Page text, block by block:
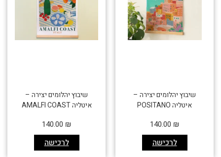
שיבוץ יהלומים יצירה –
איטליה POSITANO
לרכישה
140.00 ₪
שיבוץ יהלומים יצירה –
איטליה AMALFI COAST
לרכישה
140.00 ₪